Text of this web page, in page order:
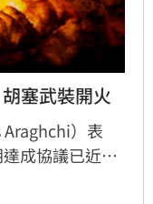
塞武裝開火
）表
成協議已近在
接談判，僅透